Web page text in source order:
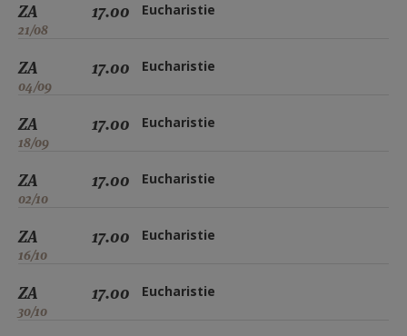
ZA
21/08
17.00 Eucharistie
ZA
04/09
17.00 Eucharistie
ZA
18/09
17.00 Eucharistie
ZA
02/10
17.00 Eucharistie
ZA
16/10
17.00 Eucharistie
ZA
30/10
17.00 Eucharistie